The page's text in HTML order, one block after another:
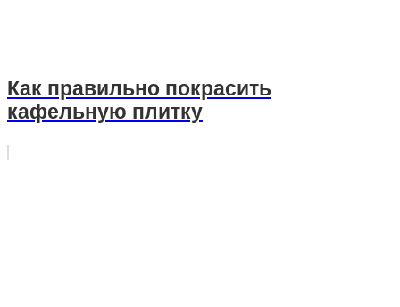
Как правильно покрасить
кафельную плитку